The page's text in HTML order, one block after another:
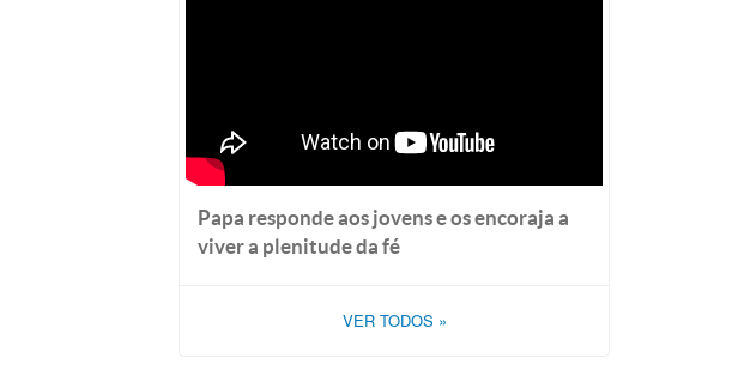
Papa responde aos jovens e os encoraja a
viver a plenitude da fé
VER TODOS »